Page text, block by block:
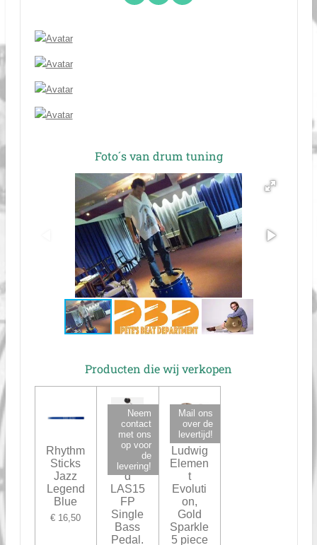
a
n
o
Foto´s van drum tuning
Producten die wij verkopen
Rhythm
Sticks
Jazz
Legend
Blue
€ 16,50
Neem
contact
met ons
op voor
de
levering!
Ludwig
Standar
d
LAS15
FP
Single
Bass
Pedal.
Mail ons
over de
levertijd!
Ludwig
Elemen
t
Evoluti
on,
Gold
Sparkle
5 piece